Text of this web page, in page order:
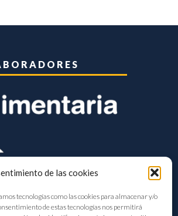
de las cookies
tecnologías como las cookies para almacenar y/o
de estas tecnologías nos permitirá